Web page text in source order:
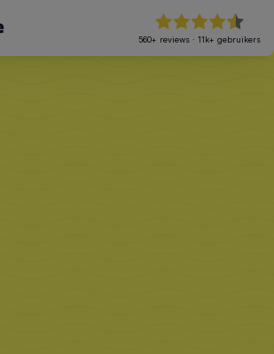
560+ reviews · 11k+ gebruikers